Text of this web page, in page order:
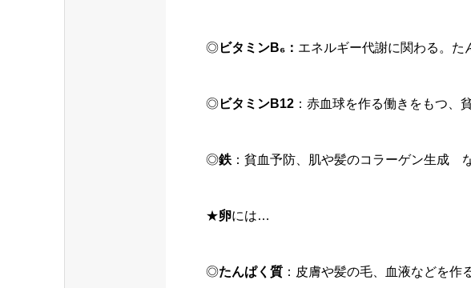
◎ビタミンB₆： エネルギー代謝に関わる。た
◎ビタミンB12 ：赤血球を作る働きをもつ、
◎鉄 ：貧血予防、肌や髪のコラーゲン生成
★卵には…
◎たんぱく質 ：皮膚や髪の毛、血液などを作